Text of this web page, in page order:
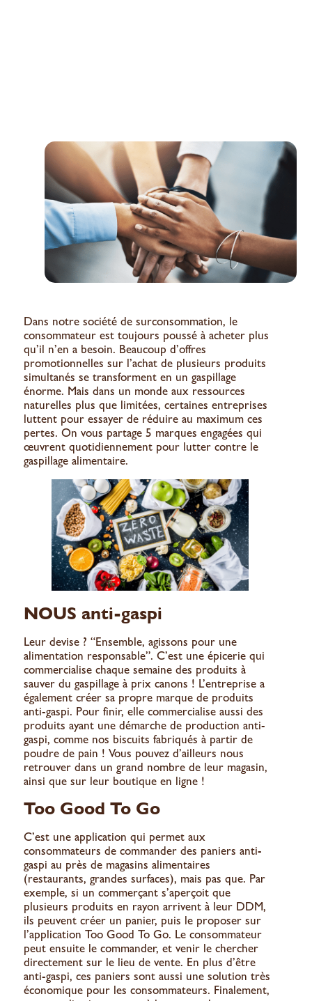
Dans notre société de surconsommation, le
consommateur est toujours poussé à acheter plus
qu’il n’en a besoin. Beaucoup d’offres
promotionnelles sur l’achat de plusieurs produits
simultanés se transforment en un gaspillage
énorme. Mais dans un monde aux ressources
naturelles plus que limitées, certaines entreprises
luttent pour essayer de réduire au maximum ces
pertes. On vous partage 5 marques engagées qui
œuvrent quotidiennement pour lutter contre le
gaspillage alimentaire.
NOUS anti-gaspi
Leur devise ? “Ensemble, agissons pour une
alimentation responsable”. C’est une épicerie qui
commercialise chaque semaine des produits à
sauver du gaspillage à prix canons ! L’entreprise a
également créer sa propre marque de produits
anti-gaspi. Pour finir, elle commercialise aussi des
produits ayant une démarche de production anti-
gaspi, comme nos biscuits fabriqués à partir de
poudre de pain ! Vous pouvez d’ailleurs nous
retrouver dans un grand nombre de leur magasin,
ainsi que sur leur boutique en ligne !
Too Good To Go
C’est uneapplication qui permet aux
consommateurs de commander des paniers anti-
gaspi au près de magasins alimentaires
(restaurants, grandes surfaces), mais pas que. Par
exemple, si un commerçant s’aperçoit que
plusieurs produits en rayon arrivent à leur DDM,
ils peuvent créer un panier, puis le proposer sur
l’application Too Good To Go. Le consommateur
peut ensuite le commander, et venir le chercher
directement sur le lieu de vente. En plus d’être
anti-gaspi, ces paniers sont aussi une solution très
économique pour les consommateurs. Finalement,